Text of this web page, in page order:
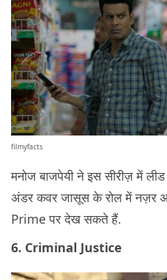
filmyfacts
मनोज बाजपेयी ने इस सीरीज़ में लीड
अंडर कवर जासूस के रोल में
Prime पर देख सकते हैं.
6. Criminal Justice